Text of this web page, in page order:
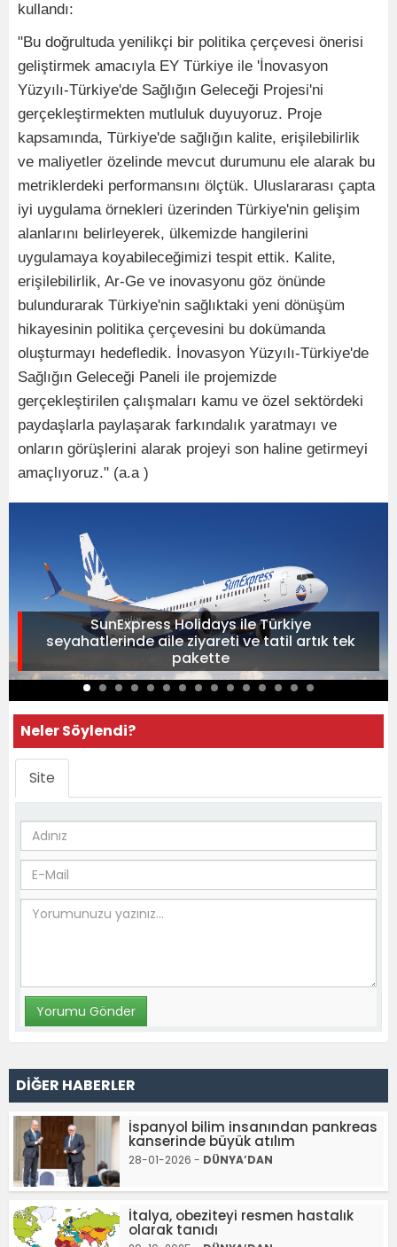
kullandı:
"Bu doğrultuda yenilikçi bir politika çerçevesi önerisi
geliştirmek amacıyla EY Türkiye ile 'İnovasyon
Yüzyılı-Türkiye'de Sağlığın Geleceği Projesi'ni
gerçekleştirmekten mutluluk duyuyoruz. Proje
kapsamında, Türkiye'de sağlığın kalite, erişilebilirlik
ve maliyetler özelinde mevcut durumunu ele alarak bu
metriklerdeki performansını ölçtük. Uluslararası çapta
iyi uygulama örnekleri üzerinden Türkiye'nin gelişim
alanlarını belirleyerek, ülkemizde hangilerini
uygulamaya koyabileceğimizi tespit ettik. Kalite,
erişilebilirlik, Ar-Ge ve inovasyonu göz önünde
bulundurarak Türkiye'nin sağlıktaki yeni dönüşüm
hikayesinin politika çerçevesini bu dokümanda
oluşturmayı hedefledik. İnovasyon Yüzyılı-Türkiye'de
Sağlığın Geleceği Paneli ile projemizde
gerçekleştirilen çalışmaları kamu ve özel sektördeki
paydaşlarla paylaşarak farkındalık yaratmayı ve
onların görüşlerini alarak projeyi son haline getirmeyi
amaçlıyoruz." (a.a )
SunExpress Holidays ile Türkiye
seyahatlerinde aile ziyareti ve tatil artık tek
pakette
Neler Söylendi?
Site
DİĞER HABERLER
İspanyol bilim insanından pankreas
kanserinde büyük atılım
28-01-2026 - DÜNYA’DAN
İtalya, obeziteyi resmen hastalık
olarak tanıdı